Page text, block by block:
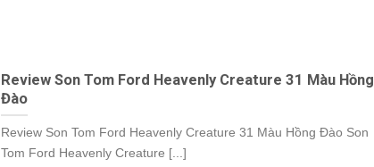
Review Son Tom Ford Heavenly Creature 31 Màu Hồng
Đào
Review Son Tom Ford Heavenly Creature 31 Màu Hồng Đào Son
Tom Ford Heavenly Creature [...]